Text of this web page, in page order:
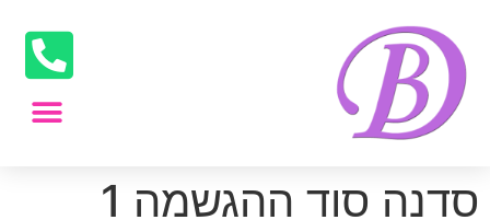
סדנה סוד ההגשמה 1